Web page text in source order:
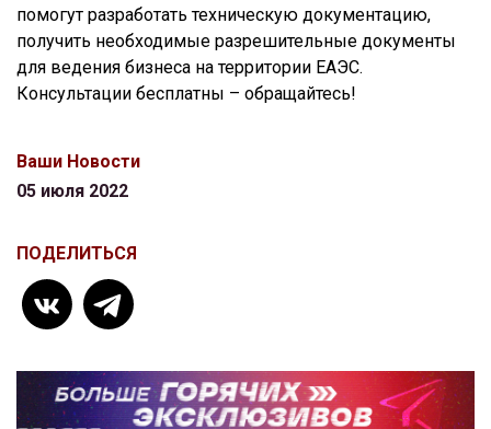
помогут разработать техническую документацию,
получить необходимые разрешительные документы
для ведения бизнеса на территории ЕАЭС.
Консультации бесплатны – обращайтесь!
Ваши Новости
05 июля 2022
ПОДЕЛИТЬСЯ